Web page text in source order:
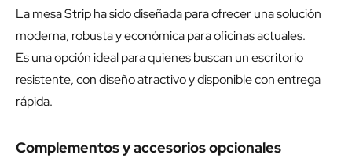
La mesa Strip ha sido diseñada para ofrecer una solución
moderna, robusta y económica para oficinas actuales.
Es una opción ideal para quienes buscan un escritorio
resistente, con diseño atractivo y disponible con entrega
rápida.
Complementos y accesorios opcionales